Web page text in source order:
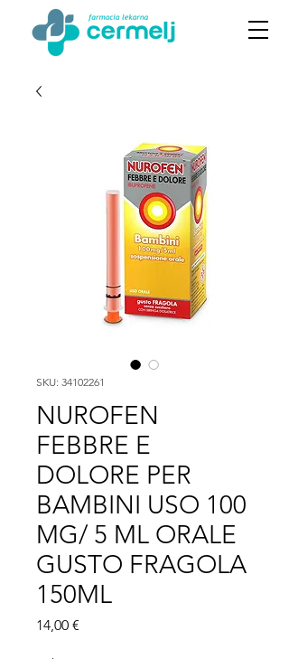
SKU: 34102261
NUROFEN
FEBBRE E
DOLORE PER
BAMBINI USO 100
MG/ 5 ML ORALE
GUSTO FRAGOLA
150ML
14,00 €